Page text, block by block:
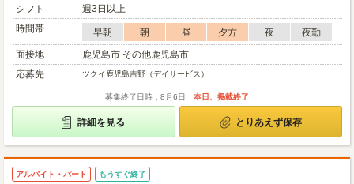
シフト
週3日以上
時間帯
早朝 朝 昼 夕方 夜
夜勤
面接地
鹿児島市 その他鹿児島市
応募先
ツクイ鹿児島吉野（デイサービス）
募集終了日時：8月6日 本日、掲載終了
詳細を見る とりあえず保存
アルバイト・パート もうすぐ終了